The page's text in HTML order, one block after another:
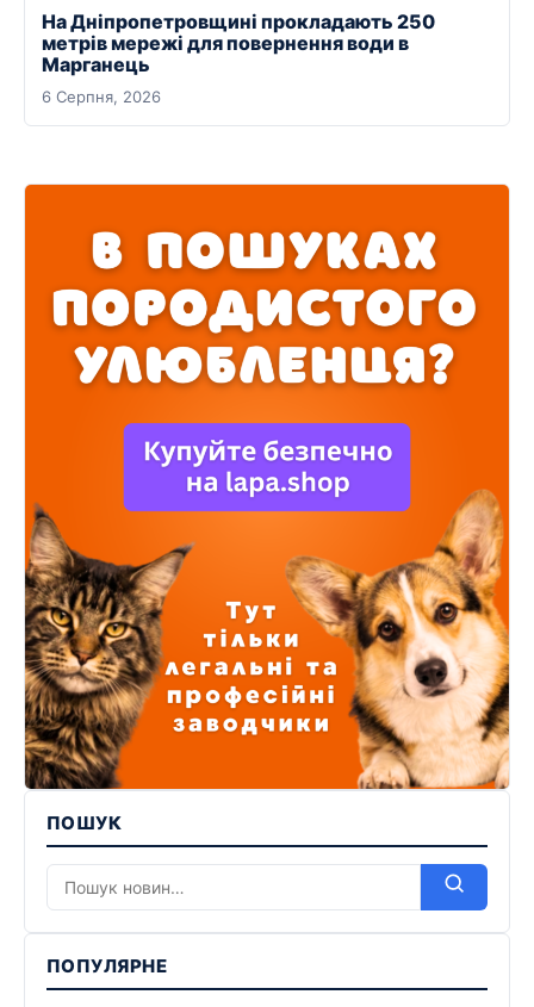
На Дніпропетровщині прокладають 250
метрів мережі для повернення води в
Марганець
6 Серпня, 2026
ПОШУК
ПОПУЛЯРНЕ